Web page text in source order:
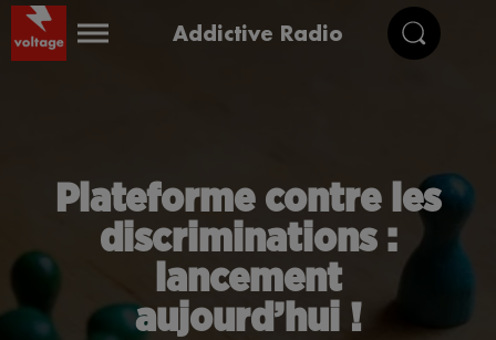
Addictive Radio
Plateforme contre les
discriminations :
lancement
aujourd’hui !